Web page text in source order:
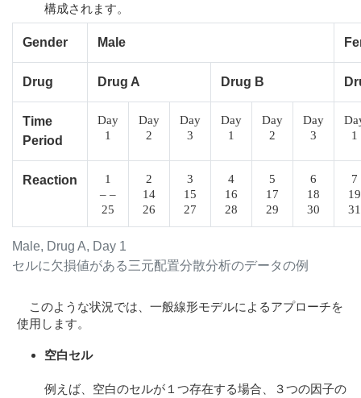
構成されます。
Male, Drug A, Day 1
セルに欠損値がある三元配置分散分析のデータの例
Gender Male
Drug Drug A Drug B
Time
Period
Day
1
Day
2
Day
3
Day
1
Day
2
Day
3
1
Reaction
1
– –
25
2
14
26
3
15
27
4
16
28
5
17
29
6
18
30
7
19
31
このような状況では、一般線形モデルによるアプローチを
使用します。
空白セル
例えば、空白のセルが１つ存在する場合、３つの因子の